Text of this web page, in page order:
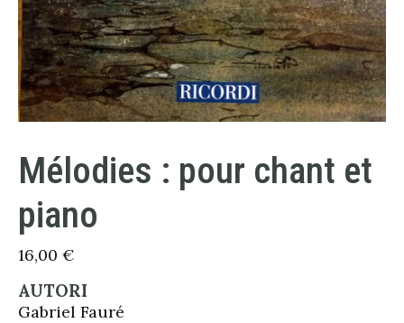
Mélodies : pour chant et
piano
16,00 €
AUTORI
Gabriel Fauré